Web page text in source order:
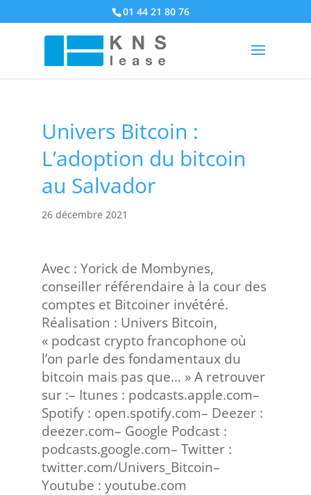
01 44 21 80 76
Univers Bitcoin :
L’adoption du bitcoin
au Salvador
26 décembre 2021
Avec : Yorick de Mombynes,
conseiller référendaire à la cour des
comptes et Bitcoiner invétéré.
Réalisation : Univers Bitcoin,
« podcast crypto francophone où
l’on parle des fondamentaux du
bitcoin mais pas que… » A retrouver
sur :– Itunes : podcasts.apple.com–
Spotify : open.spotify.com– Deezer :
deezer.com– Google Podcast :
podcasts.google.com– Twitter :
twitter.com/Univers_Bitcoin–
Youtube : youtube.com